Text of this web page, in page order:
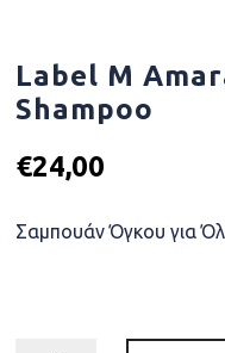
Label M
Shampoo
€24,00
Σαμπουάν Όγκου για